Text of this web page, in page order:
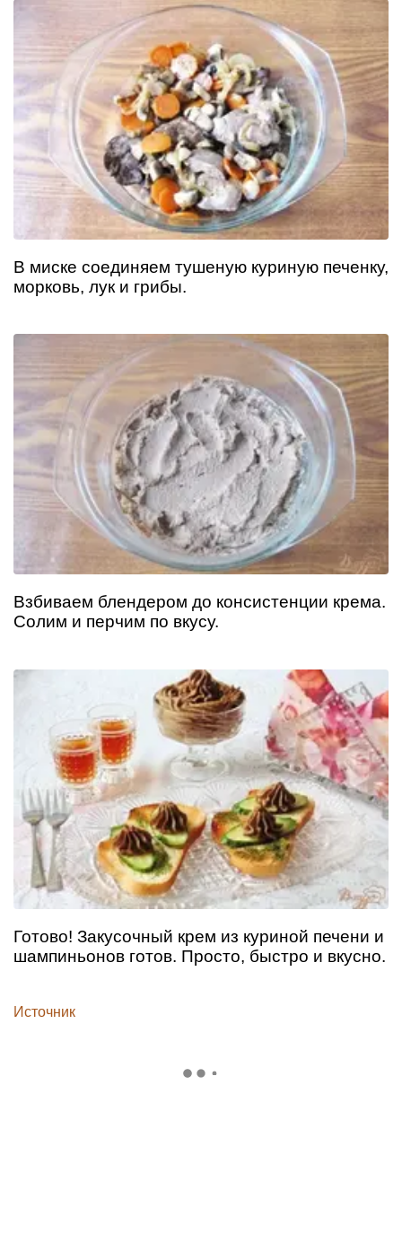
В миске соединяем тушеную куриную печенку,
морковь, лук и грибы.
Взбиваем блендером до консистенции крема.
Солим и перчим по вкусу.
Готово! Закусочный крем из куриной печени и
шампиньонов готов. Просто, быстро и вкусно.
Источник